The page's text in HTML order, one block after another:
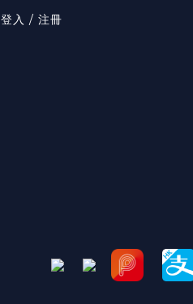
登入 / 注冊